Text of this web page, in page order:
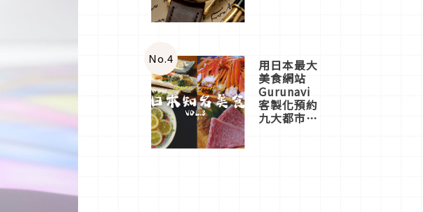
No.4 用日本最大
美食網站
Gurunavi
客製化預約
九大都市餐